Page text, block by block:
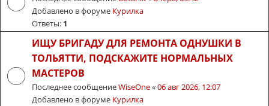
Добавлено в форуме Курилка
Ответы: 1
ИЩУ БРИГАДУ ДЛЯ РЕМОНТА ОДНУШКИ В
ТОЛЬЯТТИ, ПОДСКАЖИТЕ НОРМАЛЬНЫХ
МАСТЕРОВ
Последнее сообщениеWiseOne«06 авг 2026, 12:07
Добавлено в форуме Курилка